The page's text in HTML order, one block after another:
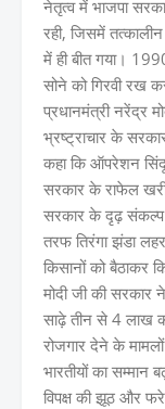
नेतृत्व में भाजपा
रही, जिसमें
में ही बीत गया।
सोने को गिरवी रख
प्रधानमंत्री नरेंद्र
भ्रष्ट्राचार के
कहा कि ऑपरेशन
सरकार के राफेल
सरकार के दृढ़ संकल्प
तरफ तिरंगा झंडा
किसानों को बैठाकर
मोदी जी की
साढ़े तीन से 4 लाख
रोजगार देने के
भारतीयों का सम्मान
विपक्ष की झूठ और